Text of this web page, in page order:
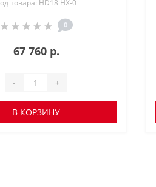
товара: HD18 HX-0
0
67 760 р.
- +
В КОРЗИНУ